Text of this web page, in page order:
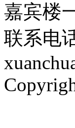
嘉宾楼
联系电